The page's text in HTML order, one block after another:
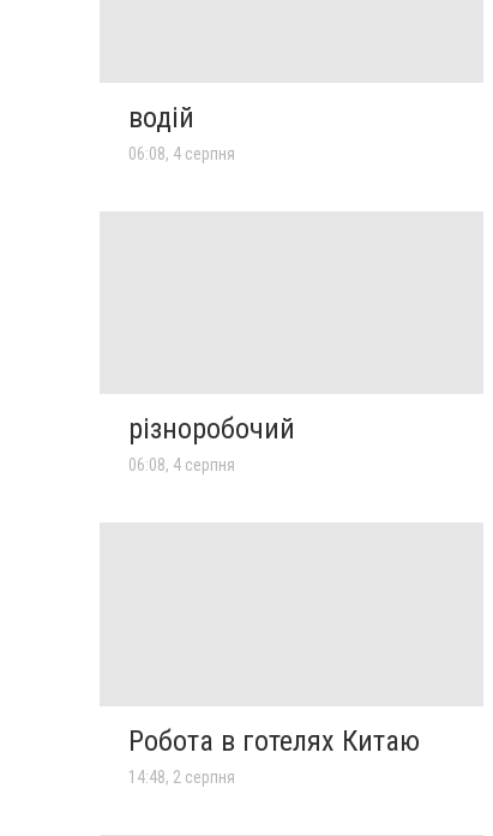
водій
06:08, 4 серпня
різноробочий
06:08, 4 серпня
Робота в готелях Китаю
14:48, 2 серпня